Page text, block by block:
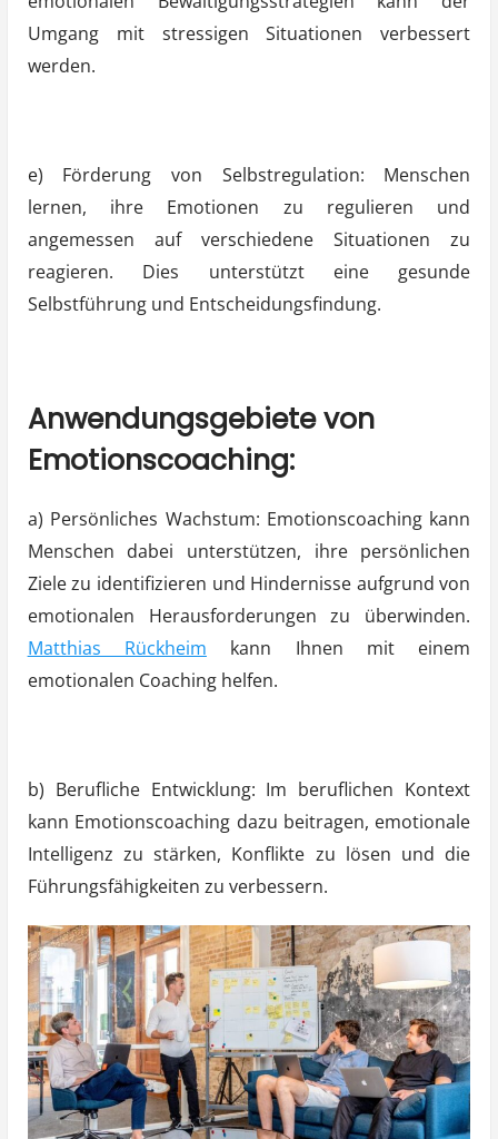
Umgang mit stressigen Situationen verbessert
werden.
e) Förderung von Selbstregulation: Menschen
lernen, ihre Emotionen zu regulieren und
angemessen auf verschiedene Situationen zu
reagieren. Dies unterstützt eine gesunde
Selbstführung und Entscheidungsfindung.
Anwendungsgebiete von
Emotionscoaching:
a) Persönliches Wachstum: Emotionscoaching kann
Menschen dabei unterstützen, ihre persönlichen
Ziele zu identifizieren und Hindernisse aufgrund von
emotionalen Herausforderungen zu überwinden.
Matthias Rückheim kann Ihnen mit einem
emotionalen Coaching helfen.
b) Berufliche Entwicklung: Im beruflichen Kontext
kann Emotionscoaching dazu beitragen, emotionale
Intelligenz zu stärken, Konflikte zu lösen und die
Führungsfähigkeiten zu verbessern.